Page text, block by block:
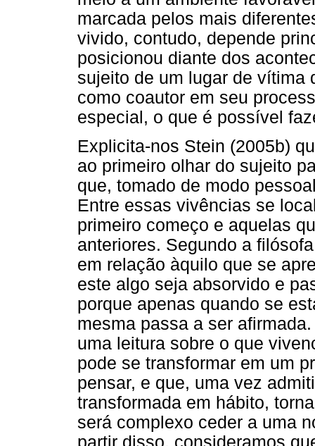
marcada pelos mais
vivido, contudo, depende
posicionou diante dos
sujeito de um lugar de vítima
como coautor em seu
especial, o que é possível
Explicita-nos Stein (2005b)
ao primeiro olhar do sujeito
que, tomado de modo
Entre essas vivências se
primeiro começo e aquelas
anteriores. Segundo a
em relação àquilo que se
este algo seja absorvido e
porque apenas quando se
mesma passa a ser
uma leitura sobre o que
pode se transformar em um
pensar, e que, uma vez
transformada em hábito,
será complexo ceder a uma